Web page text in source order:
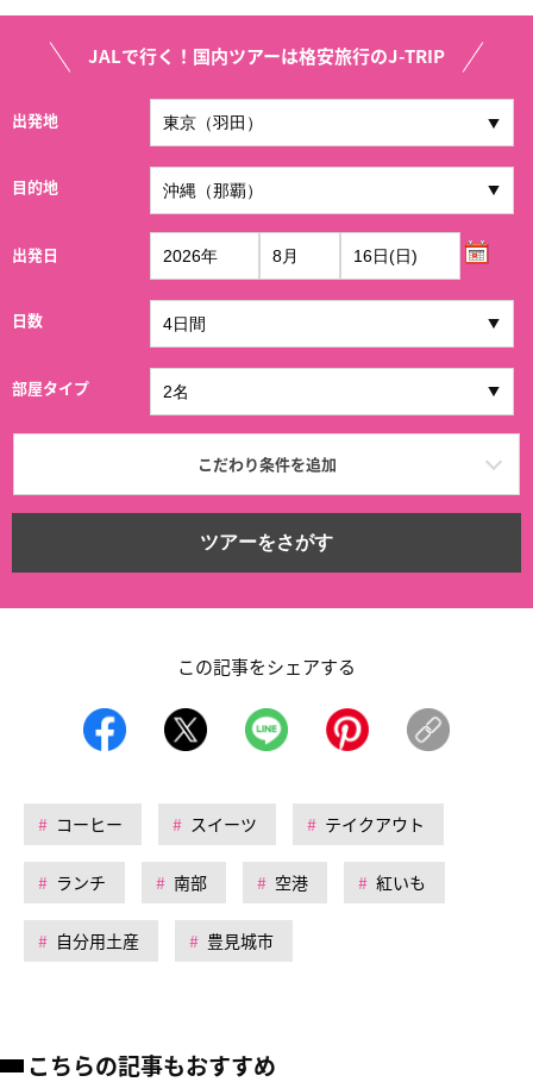
JALで行く！国内ツアーは格安旅行のJ-TRIP
出発地
目的地
出発日
日数
部屋タイプ
こだわり条件を追加
ツアーをさがす
この記事をシェアする
コーヒー スイーツ テイクアウト
ランチ 南部 空港 紅いも
自分用土産 豊見城市
こちらの記事もおすすめ